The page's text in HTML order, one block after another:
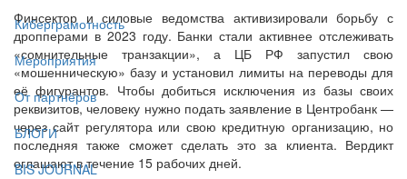
Киберграмотность
Мероприятия
От партнёров
БЛОГИ
BIS JOURNAL
Финсектор и силовые ведомства активизировали борьбу с
дропперами в 2023 году. Банки стали активнее отслеживать
«сомнительные транзакции», а ЦБ РФ запустил свою
«мошенническую» базу и установил лимиты на переводы для
её фигурантов. Чтобы добиться исключения из базы своих
реквизитов, человеку нужно подать заявление в Центробанк —
через сайт регулятора или свою кредитную организацию, но
последняя также сможет сделать это за клиента. Вердикт
оглашают в течение 15 рабочих дней.